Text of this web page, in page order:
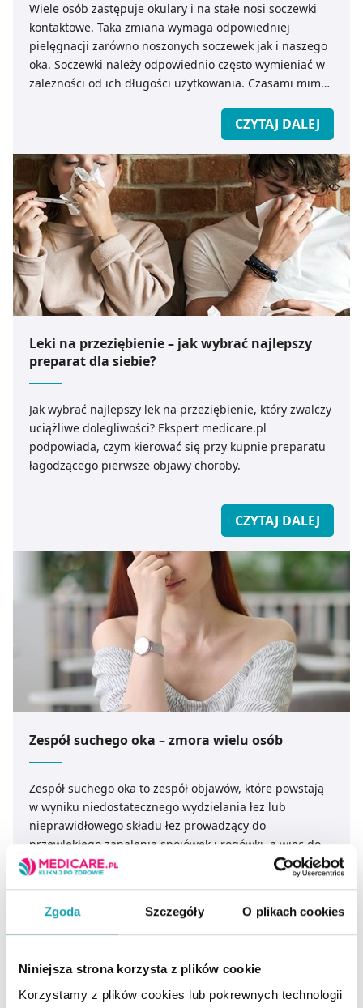
Zgoda Szczegóły O plikach cookies
Niniejsza strona korzysta z plików cookie
Korzystamy z plików cookies lub pokrewnych technologii
Wiele osób zastępuje okulary i na stałe nosi soczewki
kontaktowe. Taka zmiana wymaga odpowiedniej
pielęgnacji zarówno noszonych soczewek jak i naszego
oka. Soczewki należy odpowiednio często wymieniać w
zależności od ich długości użytkowania. Czasami mimo
soczewek może dochodzić u niektórych do tzw. zespołu
CZYTAJ DALEJ
Leki na przeziębienie – jak wybrać najlepszy
preparat dla siebie?
Jak wybrać najlepszy lek na przeziębienie, który zwalczy
uciążliwe dolegliwości? Ekspert medicare.pl
podpowiada, czym kierować się przy kupnie preparatu
łagodzącego pierwsze objawy choroby.
CZYTAJ DALEJ
Zespół suchego oka – zmora wielu osób
Zespół suchego oka to zespół objawów, które powstają
w wyniku niedostatecznego wydzielania łez lub
nieprawidłowego składu łez prowadzący do
przewlekłego zapalenia spojówek i rogówki, a więc do
zaburzeń powierzchni oka.
CZYTAJ DALEJ